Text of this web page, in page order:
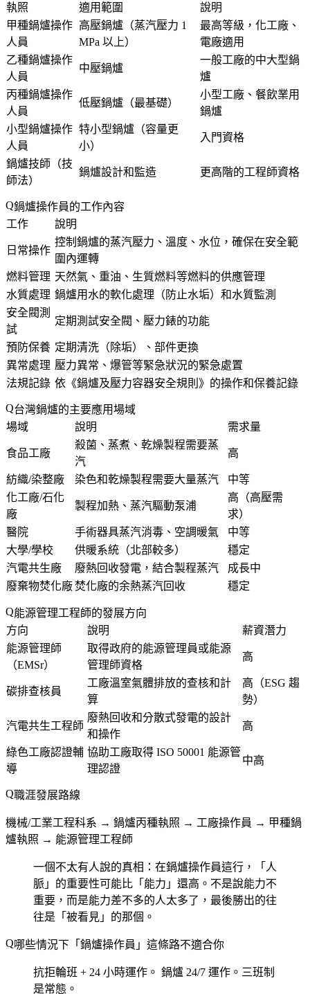
執照
適用範圍
說明
甲種鍋爐操作
人員
高壓鍋爐（蒸汽壓力 1
MPa 以上）
最高等級，化工廠、
電廠適用
乙種鍋爐操作
人員
中壓鍋爐
一般工廠的中大型鍋
爐
丙種鍋爐操作
人員
低壓鍋爐（最基礎）
小型工廠、餐飲業用
鍋爐
小型鍋爐操作
人員
特小型鍋爐（容量更
小）
入門資格
鍋爐技師（技
師法）
鍋爐設計和監造 更高階的工程師資格
鍋爐操作員的工作內容
工作
說明
日常操作
控制鍋爐的蒸汽壓力、溫度、水位，確保在安全範
圍內運轉
燃料管理 天然氣、重油、生質燃料等燃料的供應管理
水質處理 鍋爐用水的軟化處理（防止水垢）和水質監測
安全閥測
試
定期測試安全閥、壓力錶的功能
預防保養 定期清洗（除垢）、部件更換
異常處理 壓力異常、爆管等緊急狀況的緊急處置
法規記錄 依《鍋爐及壓力容器安全規則》的操作和保養記錄
台灣鍋爐的主要應用場域
場域
說明 需求量
食品工廠
殺菌、蒸煮、乾燥製程需要蒸
汽
高
紡織/染整廠 染色和乾燥製程需要大量蒸汽
中等
化工廠/石化
廠
製程加熱、蒸汽驅動泵浦
高（高壓需
求）
醫院
手術器具蒸汽消毒、空調暖氣
中等
大學/學校
供暖系統（北部較多）
穩定
汽電共生廠
廢熱回收發電，結合製程蒸汽
成長中
廢棄物焚化廠焚化廠的余熱蒸汽回收 穩定
能源管理工程師的發展方向
方向
說明
薪資潛力
能源管理師
（EMSr）
取得政府的能源管理員或能源
管理師資格
高
碳排查核員
工廠溫室氣體排放的查核和計
算
高（ESG 趨
勢）
汽電共生工程師
廢熱回收和分散式發電的設計
和操作
高
綠色工廠認證輔
導
協助工廠取得 ISO 50001 能源管
理認證
中高
職涯發展路線
機械/工業工程科系 → 鍋爐丙種執照 → 工廠操作員 → 甲種鍋
爐執照 → 能源管理工程師
一個不太有人說的真相：在鍋爐操作員這行，「人
脈」的重要性可能比「能力」還高。不是說能力不
重要，而是能力差不多的人太多了，最後勝出的往
往是「被看見」的那個。
哪些情況下「鍋爐操作員」這條路不適合你
抗拒輪班 + 24 小時運作。 鍋爐 24/7 運作。三班制
是常態。